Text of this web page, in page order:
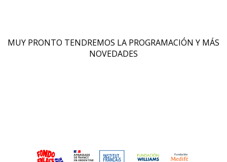
MUY PRONTO TENDREMOS LA PROGRAMACIÓN Y MÁS
NOVEDADES